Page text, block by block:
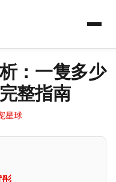
：一隻多少
整指南
星球